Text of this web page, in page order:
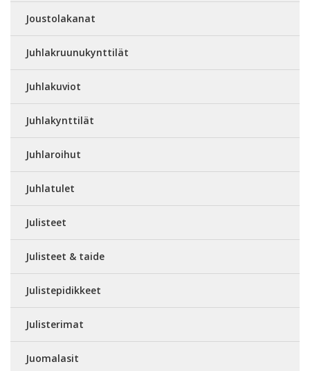
Joustolakanat
Juhlakruunukynttilät
Juhlakuviot
Juhlakynttilät
Juhlaroihut
Juhlatulet
Julisteet
Julisteet & taide
Julistepidikkeet
Julisterimat
Juomalasit